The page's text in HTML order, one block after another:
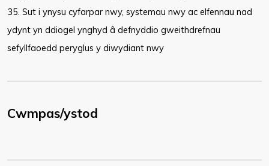
35. Sut i ynysu cyfarpar nwy, systemau nwy ac elfennau nad
ydynt yn ddiogel ynghyd â defnyddio gweithdrefnau
sefyllfaoedd peryglus y diwydiant nwy
Cwmpas/ystod